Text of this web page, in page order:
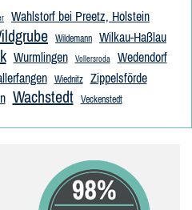
Wahlstorf bei Preetz, Holstein
Wildemann
Wilkau-Haßlau
Wurmlingen Vollersroda Wedendorf
Wiednitz
Zippelsförde
Wachstedt Veckenstedt